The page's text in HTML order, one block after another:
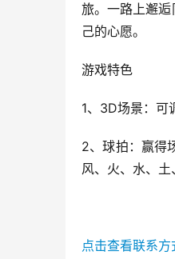
旅。一路上邂
己的心愿。
游戏特色
1、3D场景：可
2、球拍：赢得
风、火、水、土
点击查看联系方